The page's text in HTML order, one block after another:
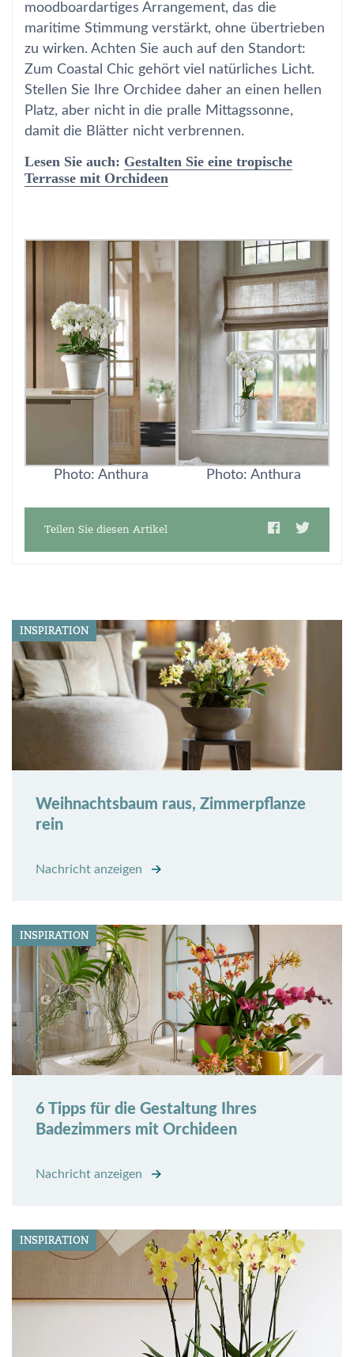
moodboardartiges Arrangement, das die
maritime Stimmung verstärkt, ohne übertrieben
zu wirken. Achten Sie auch auf den Standort:
Zum Coastal Chic gehört viel natürliches Licht.
Stellen Sie Ihre Orchidee daher an einen hellen
Platz, aber nicht in die pralle Mittagssonne,
damit die Blätter nicht verbrennen.
Lesen Sie auch: Gestalten Sie eine tropische
Terrasse mit Orchideen
Photo: Anthura Photo: Anthura
Teilen Sie diesen Artikel
INSPIRATION
Weihnachtsbaum raus, Zimmerpflanze
rein
Nachricht anzeigen
INSPIRATION
6 Tipps für die Gestaltung Ihres
Badezimmers mit Orchideen
Nachricht anzeigen
INSPIRATION